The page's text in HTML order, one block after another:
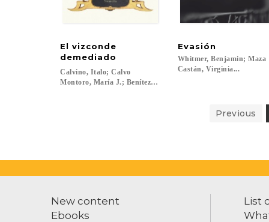
El vizconde
demediado
Calvino, Italo; Calvo
Montoro, María J.; Benítez, Esther...
Evasión
Whitmer, Benjamin; Maza
Castán, Virginia...
Previous
New content
Ebooks
List